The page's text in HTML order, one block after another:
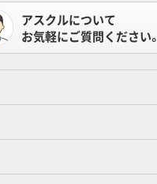
アスクルについて
お気軽にご質問ください。